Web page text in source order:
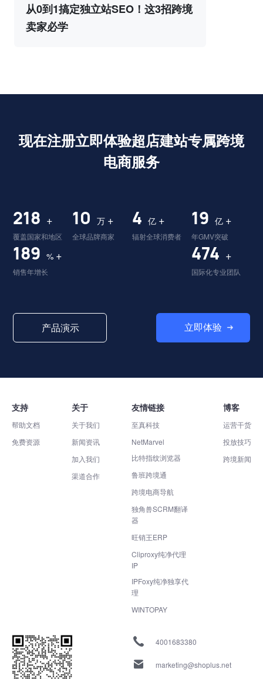
从0到1搞定独立站SEO！这3招跨境
卖家必学
现在注册立即体验超店建站专属跨境
电商服务
224 +
覆盖国家和地区
10 万 +
全球品牌商家
4 亿 +
辐射全球消费者
19 亿 +
年GMV突破
195 % +
销售年增长
487 +
国际化专业团队
产品演示 立即体验
支持
帮助文档
免费资源
关于
关于我们
新闻资讯
加入我们
渠道合作
友情链接
至真科技
NetMarvel
比特指纹浏览器
鲁班跨境通
跨境电商导航
独角兽SCRM翻译
器
旺销王ERP
Cliproxy纯净代理
IP
IPFoxy纯净独享代
理
WINTOPAY
博客
运营干货
投放技巧
跨境新闻
4001683380
marketing@shoplus.net